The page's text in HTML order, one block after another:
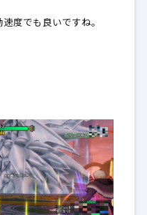
度でも良いですね。